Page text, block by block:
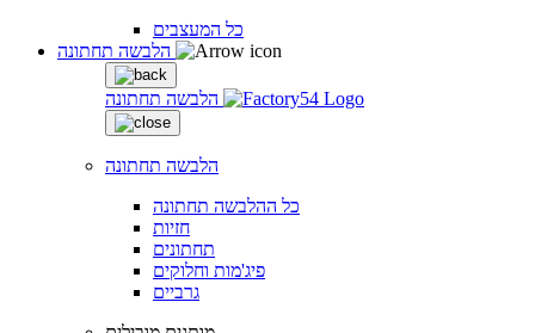
כל המעצבים
הלבשה תחתונה
הלבשה תחתונה
כל ההלבשה תחתונה
חזיות
תחתונים
פיג'מות וחלוקים
גרביים